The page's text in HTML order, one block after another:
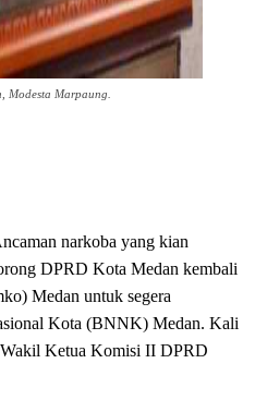
Modesta Marpaung.
narkoba yang kian
DPRD Kota Medan kembali
Medan untuk segera
Kota (BNNK) Medan. Kali
Wakil Ketua Komisi II DPRD